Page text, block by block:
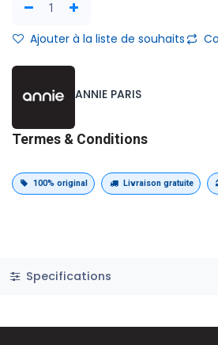
Ajouter à la liste de souhaits
ANNIE PARIS
Termes & Conditions
100% original Livraison gratuite
Specifications